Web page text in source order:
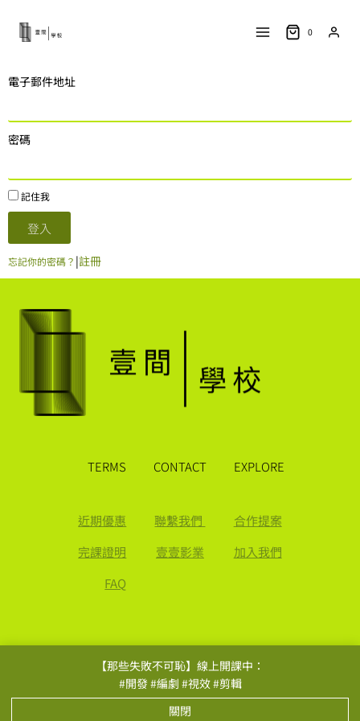
【那些失敗不可恥】線上開課中：
#開發 #編劇 #視效 #剪輯
關閉
0
電子郵件地址
密碼
記住我
登入
忘記你的密碼？ |註冊
TERMS
近期優惠
完課證明
FAQ
CONTACT
聯繫我們
壹壹影業
EXPLORE
合作提案
加入我們
© 2026 壹壹影業股份有限公司 50765867
隱私權政策服務契約